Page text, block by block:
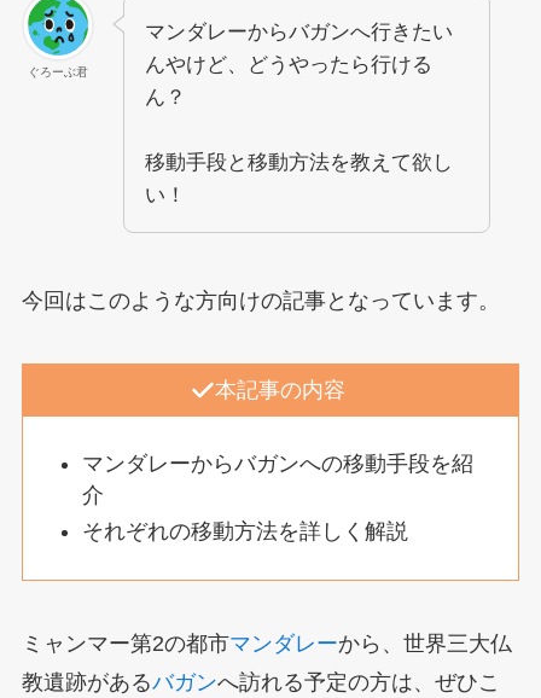
ぐろーぶ君
マンダレーからバガンへ行きたい
んやけど、どうやったら行ける
ん？
移動手段と移動方法を教えて欲し
い！
今回はこのような方向けの記事となっています。
本記事の内容
マンダレーからバガンへの移動手段を紹
介
それぞれの移動方法を詳しく解説
ミャンマー第2の都市マンダレーから、世界三大仏
教遺跡があるバガンへ訪れる予定の方は、ぜひこ